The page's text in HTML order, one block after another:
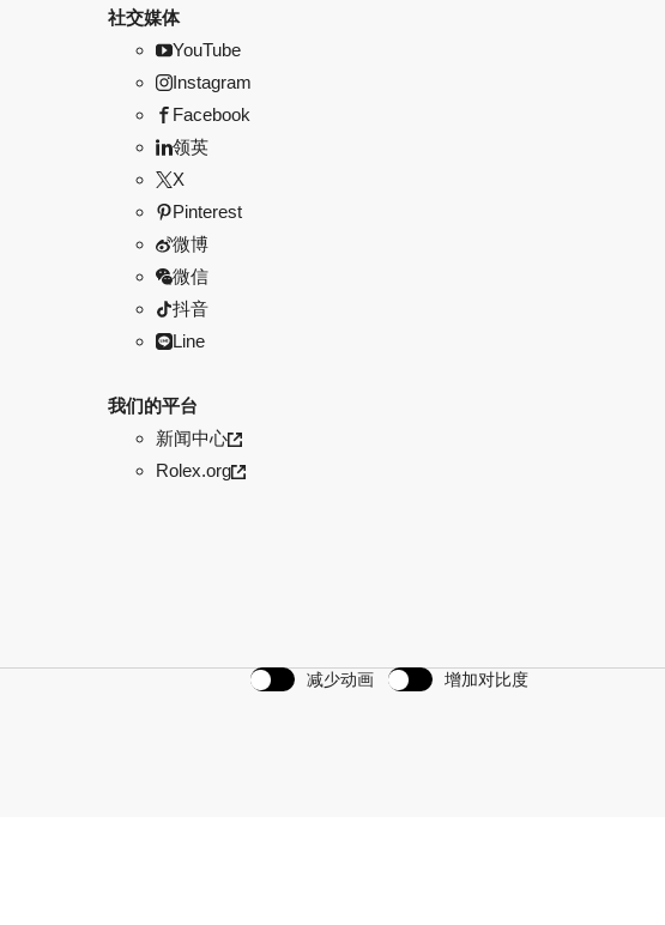
社交媒体
YouTube
Instagram
Facebook
领英
X
Pinterest
微博
微信
抖音
Line
我们的平台
新闻中心
Rolex.org
减少动画 增加对比度